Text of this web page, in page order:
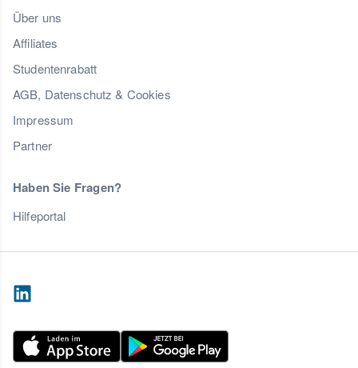
Über uns
Affiliates
Studentenrabatt
AGB, Datenschutz & Cookies
Impressum
Partner
Haben Sie Fragen?
Hilfeportal